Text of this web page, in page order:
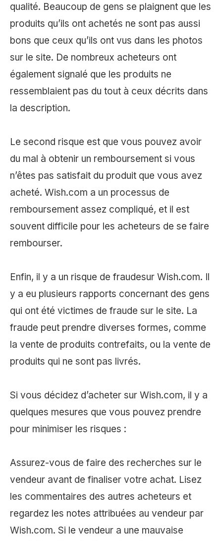
qualité. Beaucoup de gens se plaignent que les
produits qu’ils ont achetés ne sont pas aussi
bons que ceux qu’ils ont vus dans les photos
sur le site. De nombreux acheteurs ont
également signalé que les produits ne
ressemblaient pas du tout à ceux décrits dans
la description.
Le second risque est que vous pouvez avoir
du mal à obtenir un remboursement si vous
n’êtes pas satisfait du produit que vous avez
acheté. Wish.com a un processus de
remboursement assez compliqué, et il est
souvent difficile pour les acheteurs de se faire
rembourser.
Enfin, il y a un risque de fraudesur Wish.com. Il
y a eu plusieurs rapports concernant des gens
qui ont été victimes de fraude sur le site. La
fraude peut prendre diverses formes, comme
la vente de produits contrefaits, ou la vente de
produits qui ne sont pas livrés.
Si vous décidez d’acheter sur Wish.com, il y a
quelques mesures que vous pouvez prendre
pour minimiser les risques :
Assurez-vous de faire des recherches sur le
vendeur avant de finaliser votre achat. Lisez
les commentaires des autres acheteurs et
regardez les notes attribuées au vendeur par
Wish.com. Si le vendeur a une mauvaise